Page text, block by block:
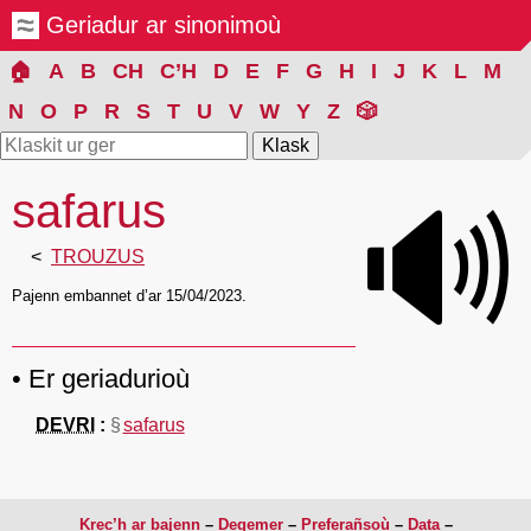
Geriadur ar sinonimoù
🏠 A B CH C’H D E F G H I J K L
M
N
O P R S T U V W Y Z 🎲
🔊
safarus
TROUZUS
Pajenn embannet d’ar 15/04/2023.
Er geriadurioù
DEVRI §safarus
Krec’h ar bajenn Degemer Preferañsoù
Data